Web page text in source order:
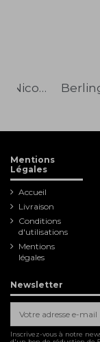
Cellar Boost - Booster de Nicotine
Mentions
Légales
Accueil
Livraison
Conditions
d'utilisations
Mentions
légales
Newsletter
Inscrivez-vous à notre